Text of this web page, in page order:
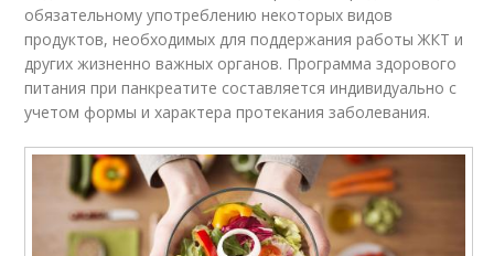
обязательному употреблению некоторых видов
продуктов, необходимых для поддержания работы ЖКТ и
других жизненно важных органов. Программа здорового
питания при панкреатите составляется индивидуально с
учетом формы и характера протекания заболевания.